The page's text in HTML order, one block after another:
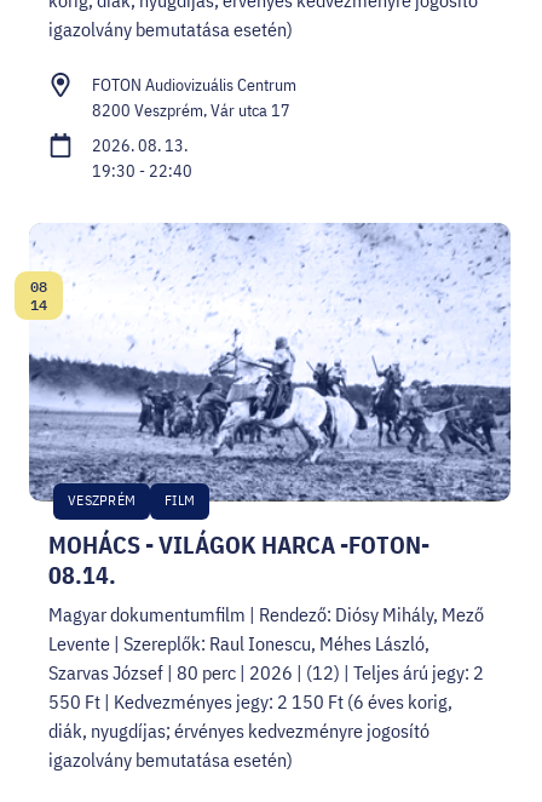
igazolvány bemutatása esetén)
FOTON Audiovizuális Centrum
8200 Veszprém, Vár utca 17
2026. 08. 13.
19:30 - 22:40
MOHÁCS - VILÁGOK HARCA -FOTON-
08.14.
VESZPRÉM FILM
Dátum:
08
14
Magyar dokumentumfilm | Rendező: Diósy Mihály, Mező
Levente | Szereplők: Raul Ionescu, Méhes László,
Szarvas József | 80 perc | 2026 | (12) | Teljes árú jegy: 2
550 Ft | Kedvezményes jegy: 2 150 Ft (6 éves korig,
diák, nyugdíjas; érvényes kedvezményre jogosító
igazolvány bemutatása esetén)